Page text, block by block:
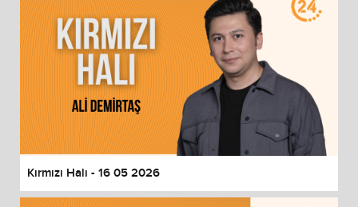
Kırmızı Halı - 16 05 2026